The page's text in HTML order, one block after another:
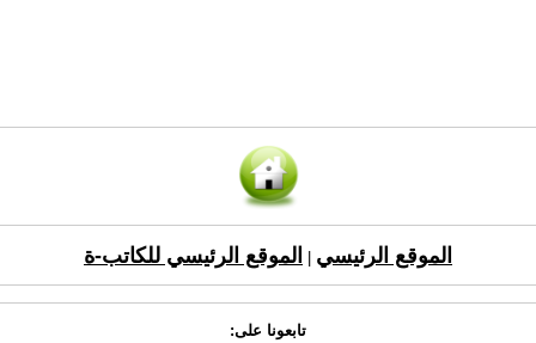
الموقع الرئيسي الموقع الرئيسي للكاتب-ة
تابعونا على: